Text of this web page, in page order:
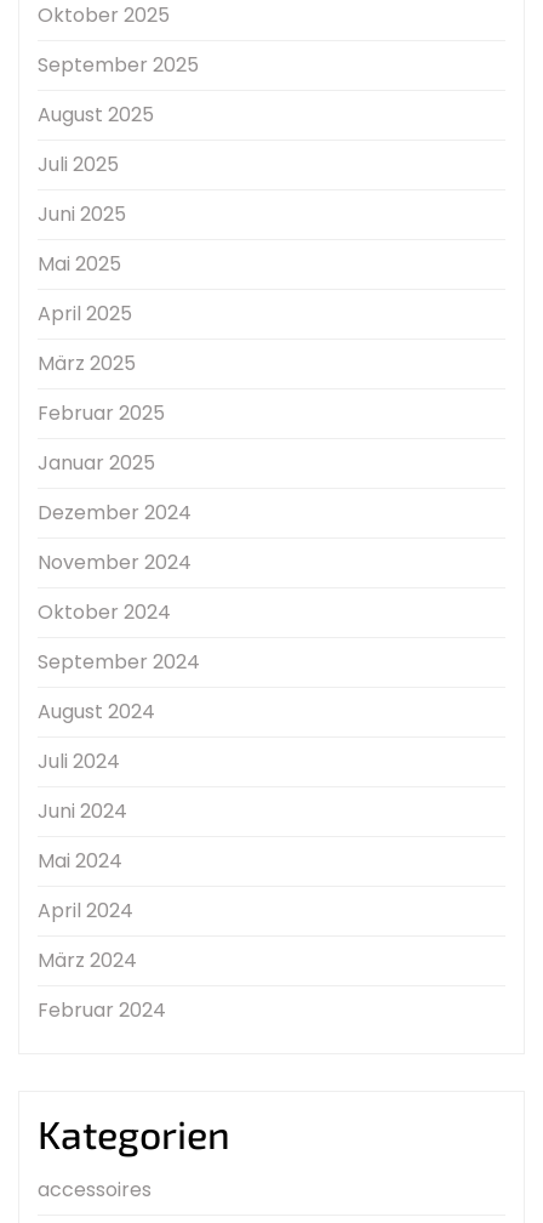
Oktober 2025
September 2025
August 2025
Juli 2025
Juni 2025
Mai 2025
April 2025
März 2025
Februar 2025
Januar 2025
Dezember 2024
November 2024
Oktober 2024
September 2024
August 2024
Juli 2024
Juni 2024
Mai 2024
April 2024
März 2024
Februar 2024
Kategorien
accessoires